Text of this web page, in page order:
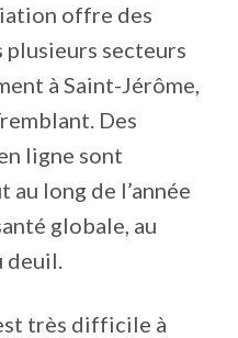
offre des
plusieurs secteurs
à Saint-Jérôme,
Des
ligne sont
long de l’année
globale, au
deuil.
très difficile à